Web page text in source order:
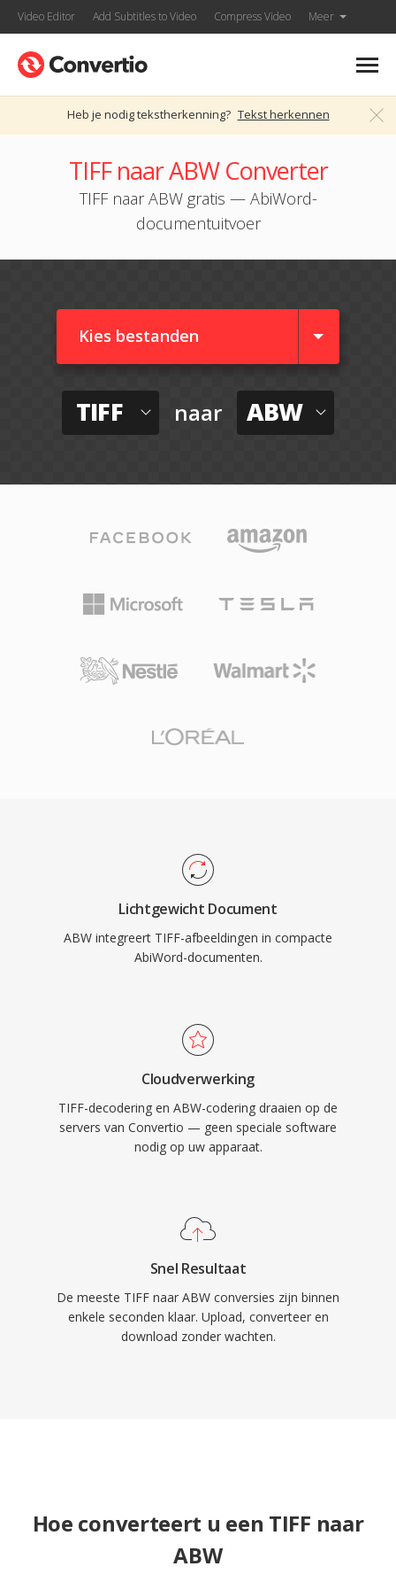
Video Editor Add Subtitles to Video Compress Video Meer
Heb je nodig tekstherkenning? Tekst herkennen
TIFF naar ABW Converter
TIFF naar ABW gratis — AbiWord-
documentuitvoer
Kies bestanden
TIFF naar ABW
Lichtgewicht Document
ABW integreert TIFF-afbeeldingen in compacte
AbiWord-documenten.
Cloudverwerking
TIFF-decodering en ABW-codering draaien op de
servers van Convertio — geen speciale software
nodig op uw apparaat.
Snel Resultaat
De meeste TIFF naar ABW conversies zijn binnen
enkele seconden klaar. Upload, converteer en
download zonder wachten.
Hoe converteert u een TIFF naar
ABW